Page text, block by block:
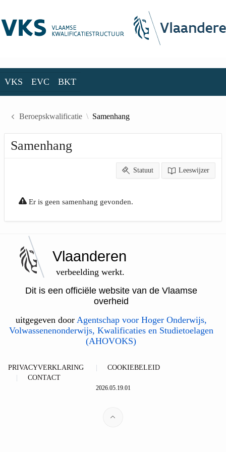
VKS EVC BKT
Beroepskwalificatie Samenhang
Samenhang
Statuut Leeswijzer
Er is geen samenhang gevonden.
Vlaanderen
verbeelding werkt.
Dit is een officiële website van de Vlaamse
overheid
uitgegeven door Agentschap voor Hoger Onderwijs,
Volwassenenonderwijs, Kwalificaties en Studietoelagen
(AHOVOKS)
PRIVACYVERKLARING
COOKIEBELEID
CONTACT
2026.05.19.01